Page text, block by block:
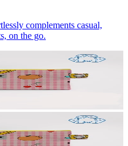
complements casual,
on the go.